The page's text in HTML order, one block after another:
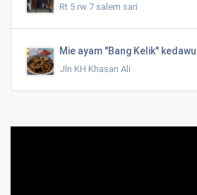
Rt 5 rw 7 salem sari
Mie ayam "Bang Kelik"
Jln KH Khasan Ali